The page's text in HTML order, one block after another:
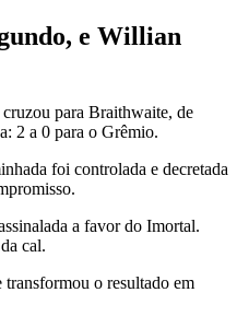
e Willian
para Braithwaite, de
2 a 0 para o Grêmio.
foi controlada e decretada
a favor do Imortal.
cal.
o resultado em